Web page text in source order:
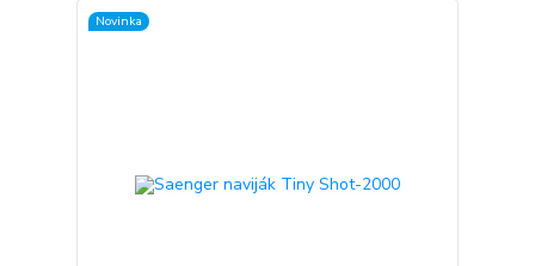
Novinka